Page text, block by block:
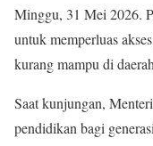
Minggu, 31 Mei 2026.
untuk memperluas
kurang mampu di
Saat kunjungan,
pendidikan bagi